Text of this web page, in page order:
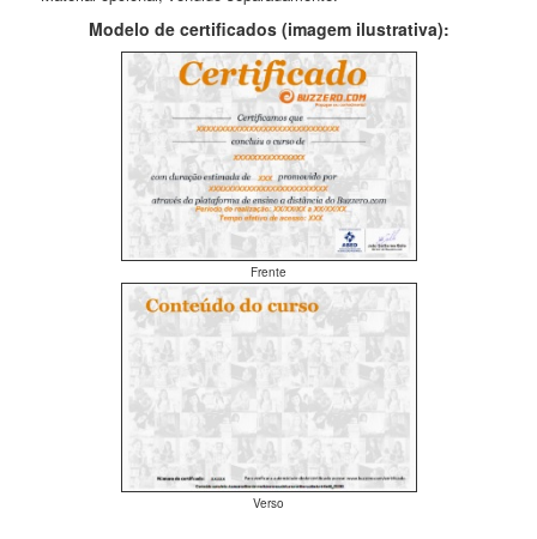
Modelo de certificados (imagem ilustrativa):
Frente
Verso